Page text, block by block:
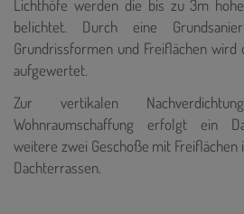
Lichthöfe werden die bis zu 3m
belichtet. Durch eine
Grundrissformen und Freiflächen wird
aufgewertet.
Zur vertikalen
Wohnraumschaffung erfolgt ein
weitere zwei Geschoße mit Freiflächen
Dachterrassen.